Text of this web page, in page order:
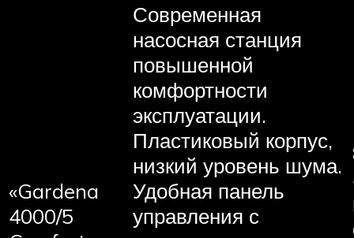
«Gardena
4000/5
Современная
насосная станция
повышенной
комфортности
эксплуатации.
Пластиковый корпус,
низкий уровень шума.
Удобная панель
управления с